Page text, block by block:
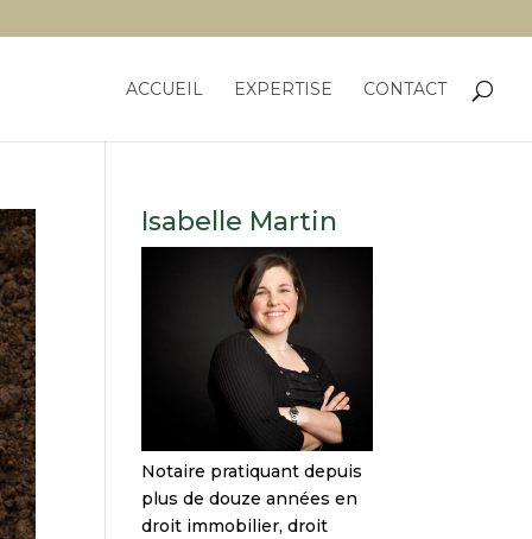
ACCUEIL EXPERTISE CONTACT
Isabelle Martin
Notaire pratiquant depuis
plus de douze années en
droit immobilier, droit